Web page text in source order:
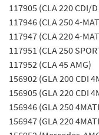
117905 (CLA 220 CDI/
117946 (CLA 250 4-
117947 (CLA 220 4-
117951 (CLA 250
117952 (CLA 45 AMG)
156902 (GLA 200 CDI
156905 (GLA 220 CDI
156946 (GLA 250
156947 (GLA 220